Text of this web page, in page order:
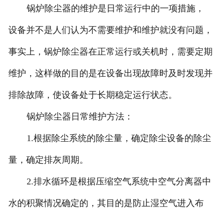
锅炉除尘器的维护是日常运行中的一项措施，
设备并不是人们认为不需要维护和维护就没有问题，
事实上，锅炉除尘器在正常运行或关机时，需要定期
维护，这样做的目的是在设备出现故障时及时发现并
排除故障，使设备处于长期稳定运行状态。
锅炉除尘器日常维护方法：
1.根据除尘系统的除尘量，确定除尘设备的除尘
量，确定排灰周期。
2.排水循环是根据压缩空气系统中空气分离器中
水的积聚情况确定的，其目的是防止湿空气进入布